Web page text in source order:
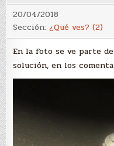
20/04/2018
Sección:¿Qué ves? (2)
En la foto se ve parte
solución, en los